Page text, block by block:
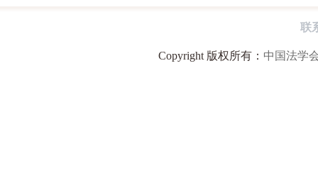
联
Copyright 版权所有： 中国法学